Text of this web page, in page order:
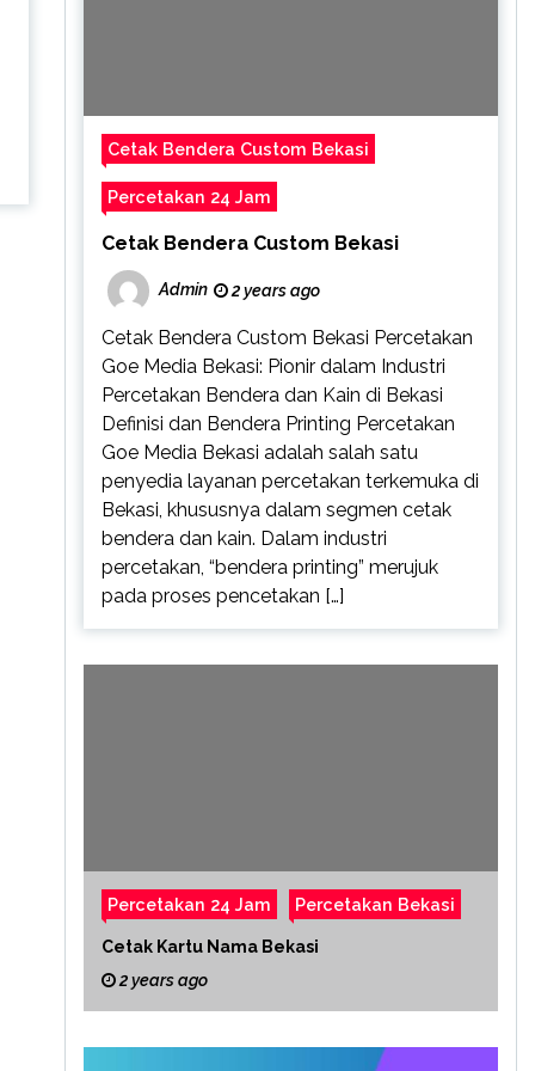
Cetak Bendera Custom Bekasi
Percetakan 24 Jam
Cetak Bendera Custom Bekasi
Admin 2 years ago
Cetak Bendera Custom Bekasi Percetakan
Goe Media Bekasi: Pionir dalam Industri
Percetakan Bendera dan Kain di Bekasi
Definisi dan Bendera Printing Percetakan
Goe Media Bekasi adalah salah satu
penyedia layanan percetakan terkemuka di
Bekasi, khususnya dalam segmen cetak
bendera dan kain. Dalam industri
percetakan, “bendera printing” merujuk
pada proses pencetakan […]
Percetakan 24 Jam Percetakan Bekasi
Cetak Kartu Nama Bekasi
2 years ago